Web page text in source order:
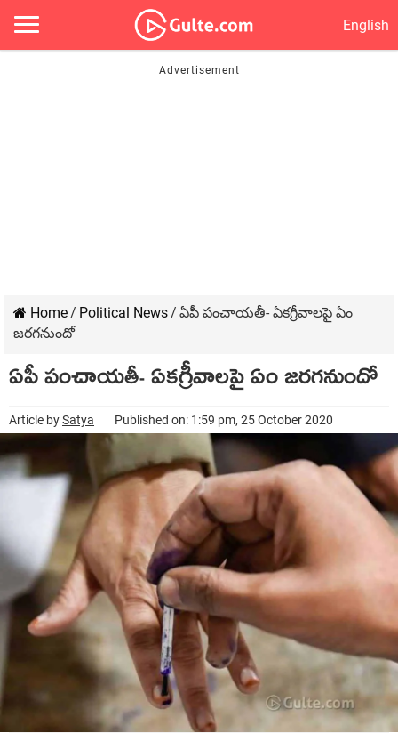
English
Home/ Political News/ ఏపీ పంచాయతీ- ఏకగ్రీవాలపై ఏం
జరగనుందో
ఏపీ పంచాయతీ- ఏకగ్రీవాలపై ఏం జరగనుందో
Article bySatya Published on: 1:59 pm, 25 October 2020